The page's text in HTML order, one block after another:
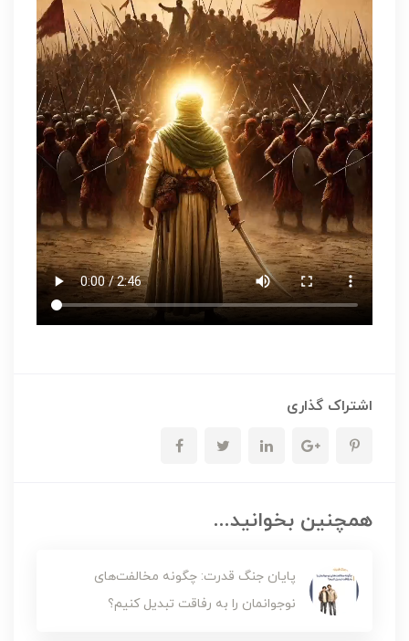
اشتراک گذاری
همچنین بخوانید...
پایان جنگ قدرت: چگونه مخالفت‌های
نوجوانمان را به رفاقت تبدیل کنیم؟